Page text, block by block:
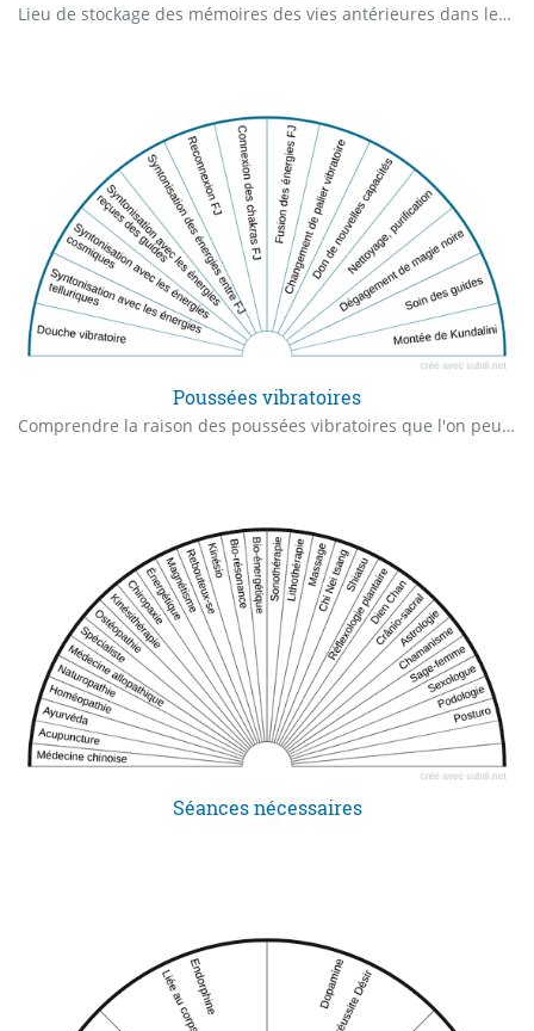
Lieu de stockage des mémoires des vies antérieures dans les cellules
Poussées vibratoires
Comprendre la raison des poussées vibratoires que l'on peut ressentir
Séances nécessaires